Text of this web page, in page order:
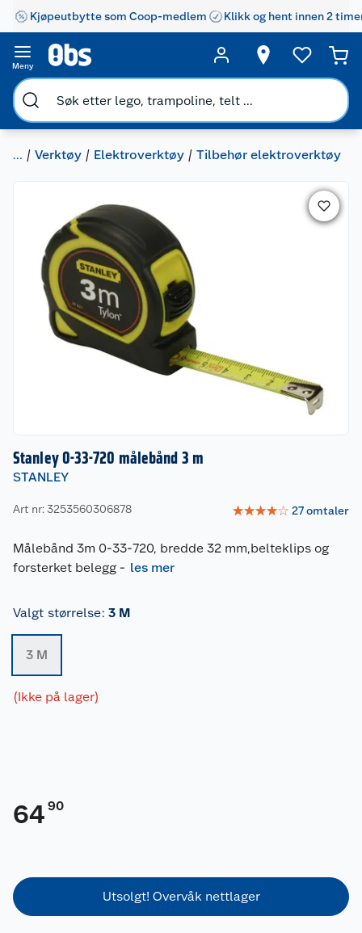
Kjøpeutbytte som Coop-medlem Klikk og hent innen 2
Meny
... Verktøy Elektroverktøy Tilbehør elektroverktøy
Stanley 0-33-720 målebånd 3 m
STANLEY
Art nr: 3253560306878 ☆☆☆☆☆ 27omtaler
Målebånd 3m 0-33-720, bredde 32 mm,belteklips og
forsterket belegg - les mer
Valgt størrelse: 3 M
3 M
(Ikke på lager)
64 90
Utsolgt! Overvåk nettlager